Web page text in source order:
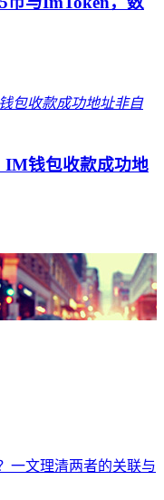
IM钱包收款成功地
一文理清两者的关联与